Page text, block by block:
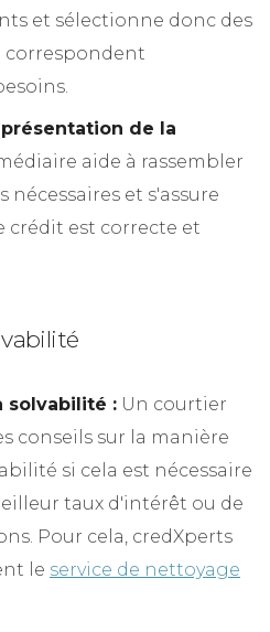
et sélectionne donc des
correspondent
de la
aide à rassembler
nécessaires et s'assure
crédit est correcte et
solvabilité : Un courtier
conseils sur la manière
si cela est nécessaire
taux d'intérêt ou de
Pour cela, credXperts
le service de nettoyage